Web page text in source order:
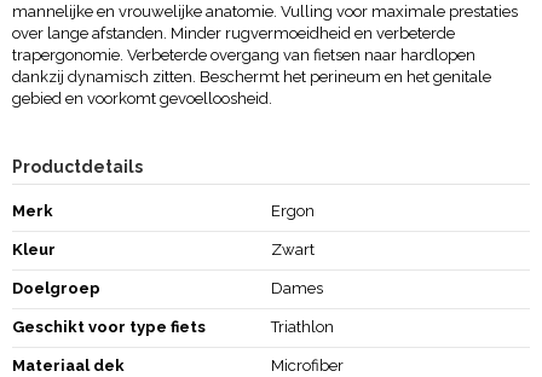
mannelijke en vrouwelijke anatomie. Vulling voor maximale prestaties
over lange afstanden. Minder rugvermoeidheid en verbeterde
trapergonomie. Verbeterde overgang van fietsen naar hardlopen
dankzij dynamisch zitten. Beschermt het perineum en het genitale
gebied en voorkomt gevoelloosheid.
Productdetails
Merk Ergon
Kleur Zwart
Doelgroep Dames
Geschikt voor type fiets Triathlon
Materiaal dek Microfiber